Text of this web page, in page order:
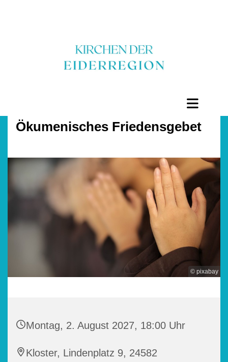
Ökumenisches Friedensgebet
© pixabay
Montag, 2. August 2027, 18:00 Uhr
Kloster, Lindenplatz 9, 24582